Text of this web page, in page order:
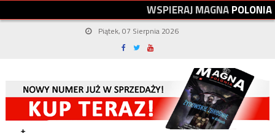
WSPIERAJMAGNAPOLONIA
Piątek, 07 Sierpnia 2026